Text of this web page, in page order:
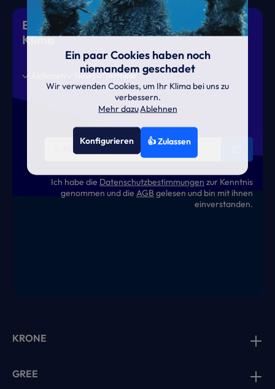
Eiskalte Deals & heiße News für gutes
Klima
News Termine
Ich habe die Datenschutzbestimmungen zur Kenntnis
genommen und die AGB gelesen und bin mit ihnen
einverstanden.
KRONE
GREE
Ein paar Cookies haben noch
niemandem geschadet
Wir verwenden Cookies, um Ihr Klima bei uns zu
verbessern.
Mehr dazuAblehnen
Konfigurieren 👍 Zulassen